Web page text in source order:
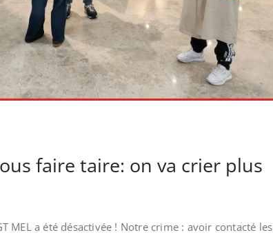
faire taire: on va crier plus
MEL a été désactivée ! Notre crime : avoir contacté les